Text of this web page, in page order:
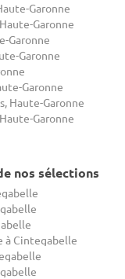
Garonne
Garonne
Garonne
Garonne
Garonne
Haute-Garonne
Garonne
nos sélections
à Cintegabelle